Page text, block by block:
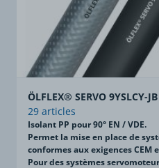
ÖLFLEX® SERVO 9YSLCY-JB
29 articles
Isolant PP pour 90° EN / VDE.
Permet la mise en place de
conformes aux exigences CEM
Pour des systèmes